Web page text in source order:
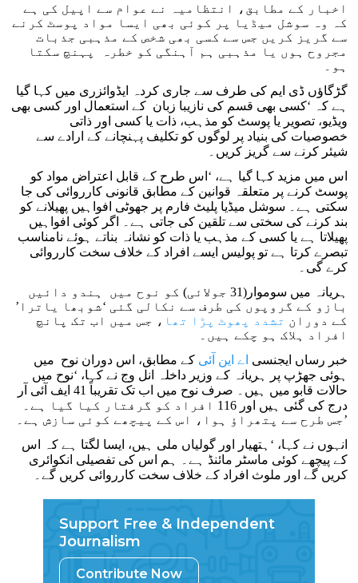
اخبار کے مطابق، انتظامیہ نے عوام سے اپیل کی ہے
کہ وہ سوشل میڈیا پر کوئی بھی ایسا مواد پوسٹ کرنے
سے گریز کریں جس سے کسی بھی شخص کے مذہبی جذبات
مجروح ہوں یا مذہبی ہم آہنگی کو خطرہ پہنچ سکتا
ہو۔
گڑگاؤں ڈی ایم کی طرف سے جاری کردہ ایڈوائزری میں کہا گیا
ہے کہ ‘کسی بھی قسم کی نازیبا زبان کے استعمال اور کسی بھی
ویڈیو، تصویر یا پوسٹ کو مذہب، ذات یا کسی اور ذاتی
خصوصیات کی بنیاد پر لوگوں کو تکلیف پہنچانے کے ارادے سے
شیئر کرنے سے گریز کریں۔
اس میں مزید کہا گیا ہے، ‘اس طرح کے قابل اعتراض مواد کو
پوسٹ کرنے پر متعلقہ قوانین کے مطابق قانونی کارروائی کی جا
سکتی ہے۔ سوشل میڈیا پلیٹ فارم پر جھوٹی افواہیں پھیلانے کو
بند کرنے کی سختی سے تلقین کی جاتی ہے۔ اگر کوئی افواہیں
پھیلاتا ہے یا کسی کے مذہب یا ذات کو نشانہ بناتے ہوئے نامناسب
تبصرے کرتا ہے تو پولیس ایسے افراد کے خلاف سخت کارروائی
کرے گی۔
ہریانہ میں سوموار(31 جولائی) کو نوح میں ہندو دائیں
بازو کے گروپوں کی طرف سے نکالی گئی ‘شوبھا یاترا’
کے دوران تشدد پھوٹ پڑا تھا ، جس میں اب تک پانچ
افراد ہلاک ہو چکے ہیں۔
خبر رساں ایجنسی
اے این آئی کے مطابق، اس دوران نوح میں
ہوئی جھڑپ پر ہریانہ کے وزیر داخلہ انل وج نے کہا، ‘نوح میں
حالات قابو میں ہیں۔ صرف نوح میں اب تک تقریباً 41 ایف آئی آر
درج کی گئی ہیں اور 116 افراد کو گرفتار کیا گیا ہے۔
جس طرح سے پتھراؤ ہوا، اس کے پیچھے کوئی سازش ہے۔’
انہوں نے کہا، ‘ہتھیار اور گولیاں ملی ہیں، ایسا لگتا ہے کہ اس
کے پیچھے کوئی ماسٹر مائنڈ ہے۔ ہم اس کی تفصیلی انکوائری
کریں گے اور ملوث افراد کے خلاف سخت کارروائی کریں گے۔
Support Free & Independent
Journalism
Contribute Now